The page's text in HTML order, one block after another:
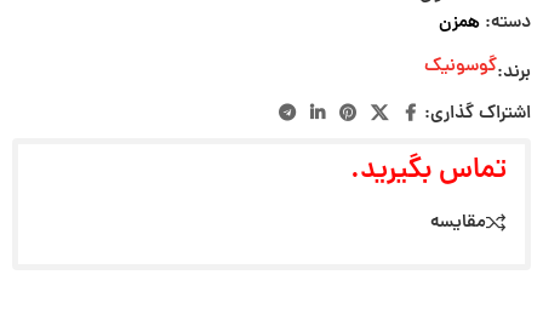
دسته: همزن
برند:گوسونیک
اشتراک گذاری:
تماس بگیرید.
مقایسه